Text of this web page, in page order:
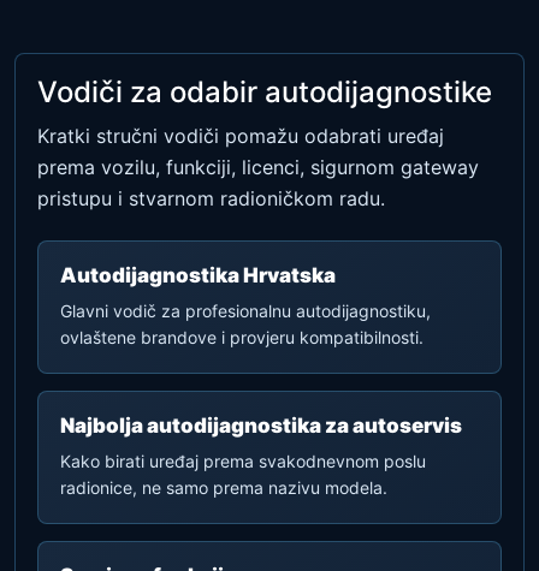
Vodiči za odabir autodijagnostike
Kratki stručni vodiči pomažu odabrati uređaj
prema vozilu, funkciji, licenci, sigurnom gateway
pristupu i stvarnom radioničkom radu.
Autodijagnostika Hrvatska
Glavni vodič za profesionalnu autodijagnostiku,
ovlaštene brandove i provjeru kompatibilnosti.
Najbolja autodijagnostika za autoservis
Kako birati uređaj prema svakodnevnom poslu
radionice, ne samo prema nazivu modela.